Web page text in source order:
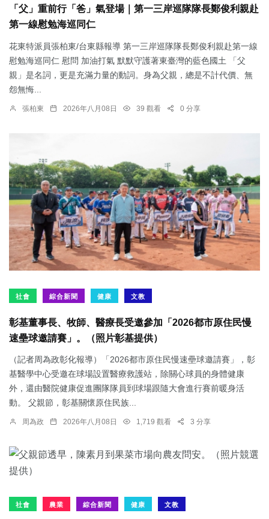
「父」重前行「爸」氣登場｜第一三岸巡隊隊長鄭俊利親赴
第一線慰勉海巡同仁
花東特派員張柏東/台東縣報導 第一三岸巡隊隊長鄭俊利親赴第一線
慰勉海巡同仁 慰問 加油打氣 默默守護著東臺灣的藍色國土 「父
親」是名詞，更是充滿力量的動詞。身為父親，總是不計代價、無
怨無悔...
張柏東 2026年八月08日 39 觀看 0 分享
社會 綜合新聞 健康 文教
彰基董事長、牧師、醫療長受邀參加「2026都市原住民慢
速壘球邀請賽」。（照片彰基提供）
（記者周為政彰化報導）「2026都市原住民慢速壘球邀請賽」，彰
基醫學中心受邀在球場設置醫療救護站，除關心球員的身體健康
外，還由醫院健康促進團隊隊員到球場跟隨大會進行賽前暖身活
動。 父親節，彰基關懷原住民族...
周為政 2026年八月08日 1,719 觀看 3 分享
社會 農業 綜合新聞 健康 文教